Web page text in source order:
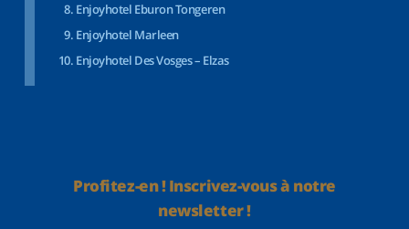
Enjoyhotel Eburon Tongeren
Enjoyhotel Marleen
Enjoyhotel Des Vosges – Elzas
Profitez-en ! Inscrivez-vous à notre
newsletter !